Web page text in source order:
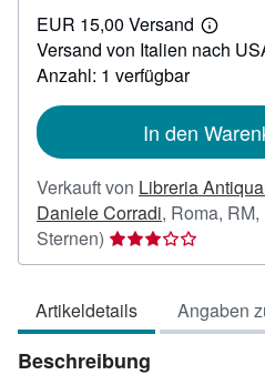
35,00
EUR 15,00 Versand
Weitere
Versand von Italien nach
Anzahl: 1 verfügbar
In den
Verkauft von Libreria
Daniele Corradi, Roma, RM,
Sternen) Verkäuferbewertung
3
5
Sternen
Artikeldetails Angaben
Beschreibung